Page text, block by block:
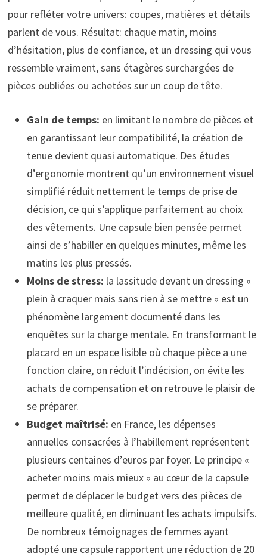
pour refléter votre univers: coupes, matières et détails
parlent de vous. Résultat: chaque matin, moins
d’hésitation, plus de confiance, et un dressing qui vous
ressemble vraiment, sans étagères surchargées de
pièces oubliées ou achetées sur un coup de tête.
Gain de temps: en limitant le nombre de pièces et
en garantissant leur compatibilité, la création de
tenue devient quasi automatique. Des études
d’ergonomie montrent qu’un environnement visuel
simplifié réduit nettement le temps de prise de
décision, ce qui s’applique parfaitement au choix
des vêtements. Une capsule bien pensée permet
ainsi de s’habiller en quelques minutes, même les
matins les plus pressés.
Moins de stress: la lassitude devant un dressing «
plein à craquer mais sans rien à se mettre » est un
phénomène largement documenté dans les
enquêtes sur la charge mentale. En transformant le
placard en un espace lisible où chaque pièce a une
fonction claire, on réduit l’indécision, on évite les
achats de compensation et on retrouve le plaisir de
se préparer.
Budget maîtrisé: en France, les dépenses
annuelles consacrées à l’habillement représentent
plusieurs centaines d’euros par foyer. Le principe «
acheter moins mais mieux » au cœur de la capsule
permet de déplacer le budget vers des pièces de
meilleure qualité, en diminuant les achats impulsifs.
De nombreux témoignages de femmes ayant
adopté une capsule rapportent une réduction de 20